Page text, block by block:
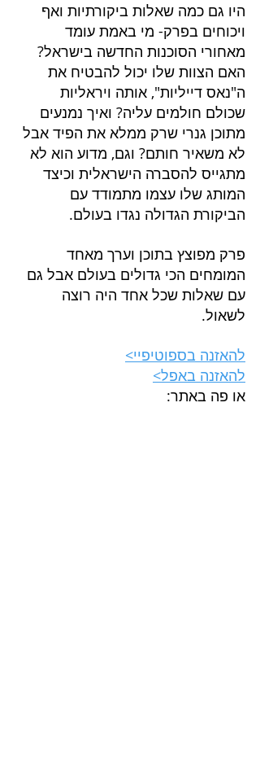
היו גם כמה שאלות ביקורתיות ואף
ויכוחים בפרק- מי באמת עומד
מאחורי הסוכנות החדשה בישראל?
האם הצוות שלו יכול להבטיח את
ה"נאס דייליות", אותה ויראליות
שכולם חולמים עליה? ואיך נמנעים
מתוכן גנרי שרק ממלא את הפיד אבל
לא משאיר חותם? וגם, מדוע הוא לא
מתגייס להסברה הישראלית וכיצד
המותג שלו עצמו מתמודד עם
הביקורת הגדולה נגדו בעולם.
פרק מפוצץ בתוכן וערך מאחד
המומחים הכי גדולים בעולם אבל גם
עם שאלות שכל אחד היה רוצה
לשאול.
להאזנה בספוטיפיי>
להאזנה באפל>
או פה באתר: